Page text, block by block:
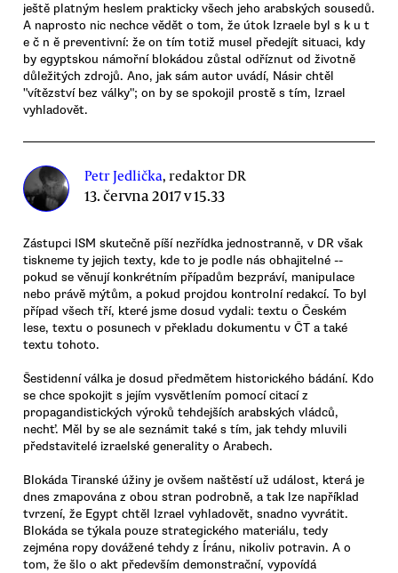
ještě platným heslem prakticky všech jeho arabských sousedů.
A naprosto nic nechce vědět o tom, že útok Izraele byl s k u t
e č n ě preventivní: že on tím totiž musel předejít situaci, kdy
by egyptskou námořní blokádou zůstal odříznut od životně
důležitých zdrojů. Ano, jak sám autor uvádí, Násir chtěl
"vítězství bez války"; on by se spokojil prostě s tím, Izrael
vyhladovět.
Petr Jedlička, redaktor DR
13. června 2017 v 15.33
Zástupci ISM skutečně píší nezřídka jednostranně, v DR však
tiskneme ty jejich texty, kde to je podle nás obhajitelné --
pokud se věnují konkrétním případům bezpráví, manipulace
nebo právě mýtům, a pokud projdou kontrolní redakcí. To byl
případ všech tří, které jsme dosud vydali: textu o Českém
lese, textu o posunech v překladu dokumentu v ČT a také
textu tohoto.
Šestidenní válka je dosud předmětem historického bádání. Kdo
se chce spokojit s jejím vysvětlením pomocí citací z
propagandistických výroků tehdejších arabských vládců,
nechť. Měl by se ale seznámit také s tím, jak tehdy mluvili
představitelé izraelské generality o Arabech.
Blokáda Tiranské úžiny je ovšem naštěstí už událost, která je
dnes zmapována z obou stran podrobně, a tak lze například
tvrzení, že Egypt chtěl Izrael vyhladovět, snadno vyvrátit.
Blokáda se týkala pouze strategického materiálu, tedy
zejména ropy dovážené tehdy z Íránu, nikoliv potravin. A o
tom, že šlo o akt především demonstrační, vypovídá